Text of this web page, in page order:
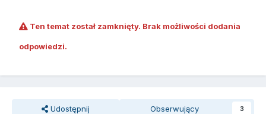
Ten temat został zamknięty. Brak możliwości dodania
odpowiedzi.
Udostępnij Obserwujący 3